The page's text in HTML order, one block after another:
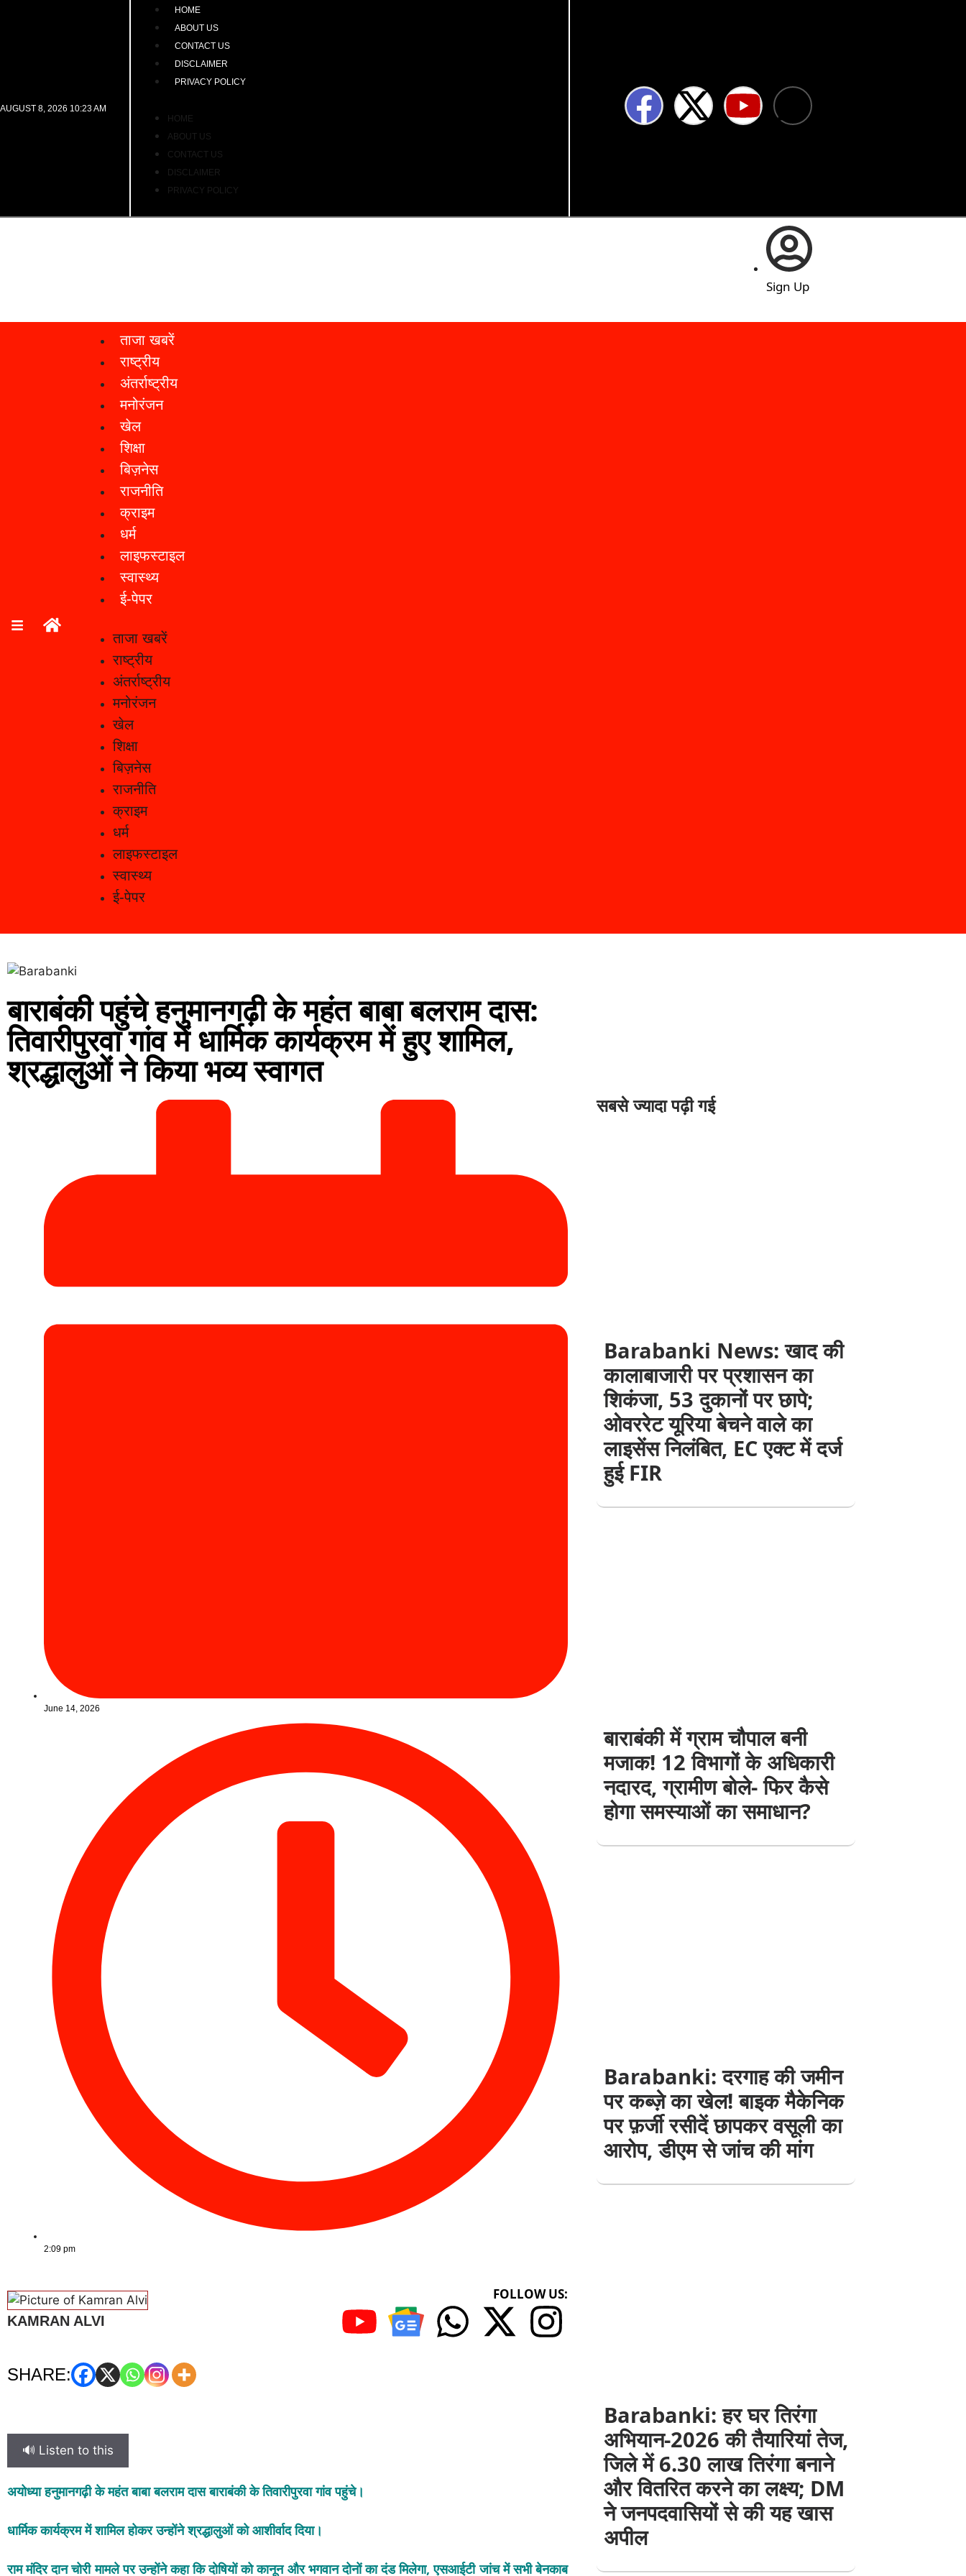
AUGUST 8, 2026 10:23 AM
HOME
ABOUT US
CONTACT US
DISCLAIMER
PRIVACY POLICY
HOME
ABOUT US
CONTACT US
DISCLAIMER
PRIVACY POLICY
Sign Up
ताजा खबरें
राष्ट्रीय
अंतर्राष्ट्रीय
मनोरंजन
खेल
शिक्षा
बिज़नेस
राजनीति
क्राइम
धर्म
लाइफस्टाइल
स्वास्थ्य
ई-पेपर
ताजा खबरें
राष्ट्रीय
अंतर्राष्ट्रीय
मनोरंजन
खेल
शिक्षा
बिज़नेस
राजनीति
क्राइम
धर्म
लाइफस्टाइल
स्वास्थ्य
ई-पेपर
बाराबंकी पहुंचे हनुमानगढ़ी के महंत बाबा बलराम दास:
तिवारीपुरवा गांव में धार्मिक कार्यक्रम में हुए शामिल,
श्रद्धालुओं ने किया भव्य स्वागत
June 14, 2026
2:09 pm
KAMRAN ALVI
FOLLOW US:
SHARE:
🔊 Listen to this
अयोध्या हनुमानगढ़ी के महंत बाबा बलराम दास बाराबंकी के तिवारीपुरवा गांव पहुंचे।
धार्मिक कार्यक्रम में शामिल होकर उन्होंने श्रद्धालुओं को आशीर्वाद दिया।
राम मंदिर दान चोरी मामले पर उन्होंने कहा कि दोषियों को कानून और भगवान दोनों का दंड मिलेगा, एसआईटी जांच में सभी बेनकाब
सबसे ज्यादा पढ़ी गई
Barabanki News: खाद की
कालाबाजारी पर प्रशासन का
शिकंजा, 53 दुकानों पर छापे;
ओवररेट यूरिया बेचने वाले का
लाइसेंस निलंबित, EC एक्ट में दर्ज
हुई FIR
बाराबंकी में ग्राम चौपाल बनी
मजाक! 12 विभागों के अधिकारी
नदारद, ग्रामीण बोले- फिर कैसे
होगा समस्याओं का समाधान?
Barabanki: दरगाह की जमीन
पर कब्ज़े का खेल! बाइक मैकेनिक
पर फ़र्जी रसीदें छापकर वसूली का
आरोप, डीएम से जांच की मांग
Barabanki: हर घर तिरंगा
अभियान-2026 की तैयारियां तेज,
जिले में 6.30 लाख तिरंगा बनाने
और वितरित करने का लक्ष्य; DM
ने जनपदवासियों से की यह खास
अपील